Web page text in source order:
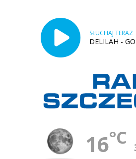
SŁUCHAJ TERAZ
DELILAH - GO
16°C